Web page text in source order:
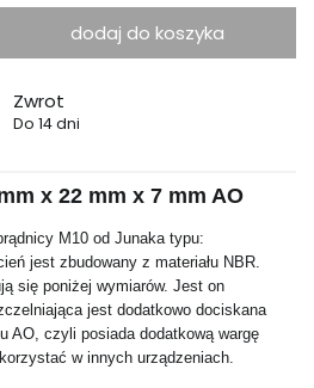
dodaj do koszyka
Zwrot
Do 14 dni
x 22 mm x 7 mm AO
M10 od Junaka typu:
jest zbudowany z materiału NBR.
się poniżej wymiarów. Jest on
jest dodatkowo dociskana
AO, czyli posiada dodatkową wargę
w innych urządzeniach.